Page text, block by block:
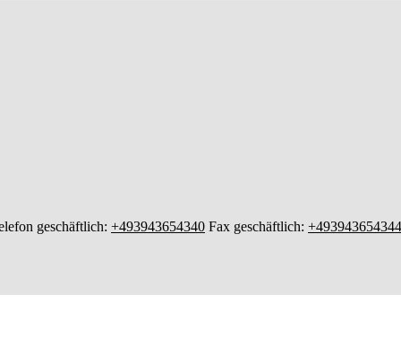
geschäftlich: +493943654340 Fax geschäftlich: +493943654344